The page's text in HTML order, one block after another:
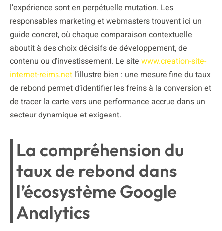
l’expérience sont en perpétuelle mutation. Les
responsables marketing et webmasters trouvent ici un
guide concret, où chaque comparaison contextuelle
aboutit à des choix décisifs de développement, de
contenu ou d’investissement. Le site www.creation-site-
internet-reims.net l’illustre bien : une mesure fine du taux
de rebond permet d’identifier les freins à la conversion et
de tracer la carte vers une performance accrue dans un
secteur dynamique et exigeant.
La compréhension du
taux de rebond dans
l’écosystème Google
Analytics